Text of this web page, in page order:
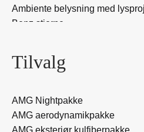
Ambiente belysning med
Benz stjerne
KEYLESS-GO
Forberedelse til navigation
Forberedelse til Live Traffic
Harddisk navigation
Tilvalg
AMG Nightpakke
AMG aerodynamikpakke